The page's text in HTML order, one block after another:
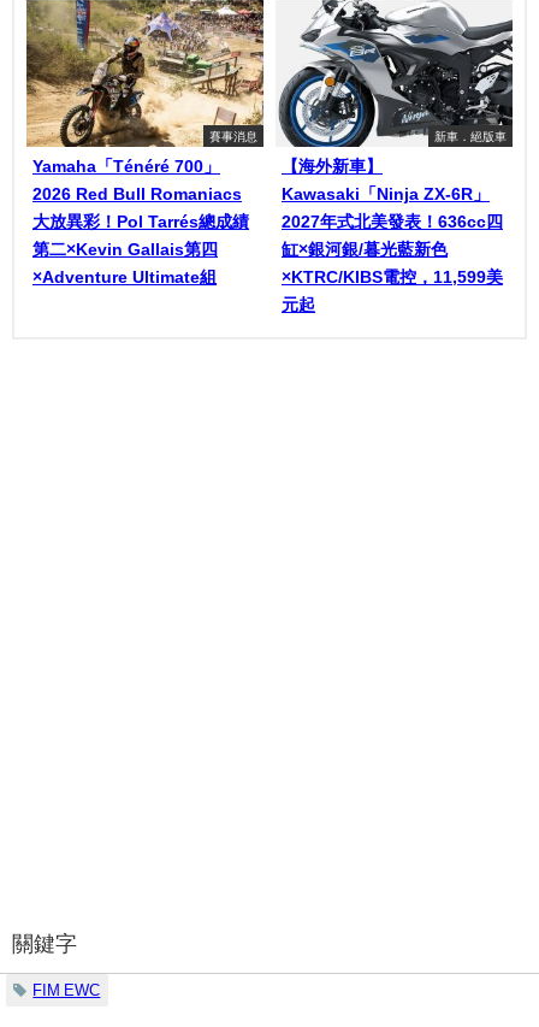
賽事消息
Yamaha「Ténéré 700」
2026 Red Bull Romaniacs
大放異彩！Pol Tarrés總成績
第二×Kevin Gallais第四
×Adventure Ultimate組
新車．絕版車
【海外新車】
Kawasaki「Ninja ZX-6R」
2027年式北美發表！636cc四
缸×銀河銀/暮光藍新色
×KTRC/KIBS電控，11,599美
元起
關鍵字
FIM EWC